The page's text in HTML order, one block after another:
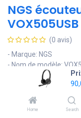
Home Search
NGS
VOX505USB
(0 avis)
- Marque: NGS
- Nom de modèle:
- Couleur: noir
- Facteur de forme:
- Technologie de
- Technologie de